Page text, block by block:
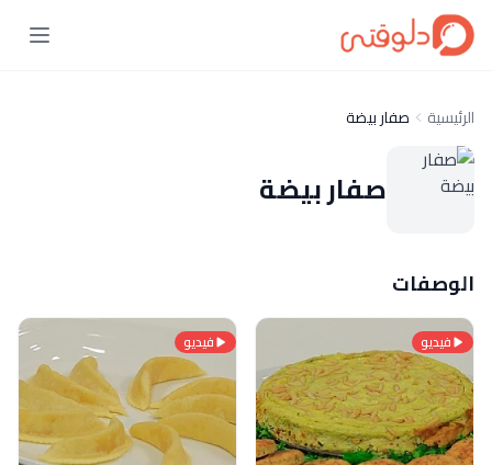
الرئيسية صفار بيضة
صفار بيضة
الوصفات
فيديو فيديو